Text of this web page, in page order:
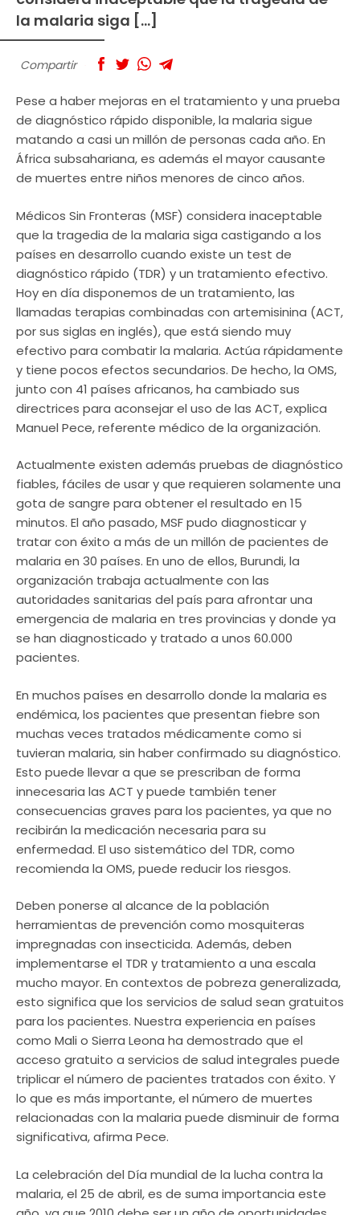
la malaria siga […]
Compartir
Pese a haber mejoras en el tratamiento y una prueba
de diagnóstico rápido disponible, la malaria sigue
matando a casi un millón de personas cada año. En
África subsahariana, es además el mayor causante
de muertes entre niños menores de cinco años.
Médicos Sin Fronteras (MSF) considera inaceptable
que la tragedia de la malaria siga castigando a los
países en desarrollo cuando existe un test de
diagnóstico rápido (TDR) y un tratamiento efectivo.
Hoy en día disponemos de un tratamiento, las
llamadas terapias combinadas con artemisinina (ACT,
por sus siglas en inglés), que está siendo muy
efectivo para combatir la malaria. Actúa rápidamente
y tiene pocos efectos secundarios. De hecho, la OMS,
junto con 41 países africanos, ha cambiado sus
directrices para aconsejar el uso de las ACT, explica
Manuel Pece, referente médico de la organización.
Actualmente existen además pruebas de diagnóstico
fiables, fáciles de usar y que requieren solamente una
gota de sangre para obtener el resultado en 15
minutos. El año pasado, MSF pudo diagnosticar y
tratar con éxito a más de un millón de pacientes de
malaria en 30 países. En uno de ellos, Burundi, la
organización trabaja actualmente con las
autoridades sanitarias del país para afrontar una
emergencia de malaria en tres provincias y donde ya
se han diagnosticado y tratado a unos 60.000
pacientes.
En muchos países en desarrollo donde la malaria es
endémica, los pacientes que presentan fiebre son
muchas veces tratados médicamente como si
tuvieran malaria, sin haber confirmado su diagnóstico.
Esto puede llevar a que se prescriban de forma
innecesaria las ACT y puede también tener
consecuencias graves para los pacientes, ya que no
recibirán la medicación necesaria para su
enfermedad. El uso sistemático del TDR, como
recomienda la OMS, puede reducir los riesgos.
Deben ponerse al alcance de la población
herramientas de prevención como mosquiteras
impregnadas con insecticida. Además, deben
implementarse el TDR y tratamiento a una escala
mucho mayor. En contextos de pobreza generalizada,
esto significa que los servicios de salud sean gratuitos
para los pacientes. Nuestra experiencia en países
como Mali o Sierra Leona ha demostrado que el
acceso gratuito a servicios de salud integrales puede
triplicar el número de pacientes tratados con éxito. Y
lo que es más importante, el número de muertes
relacionadas con la malaria puede disminuir de forma
significativa, afirma Pece.
La celebración del Día mundial de la lucha contra la
malaria, el 25 de abril, es de suma importancia este